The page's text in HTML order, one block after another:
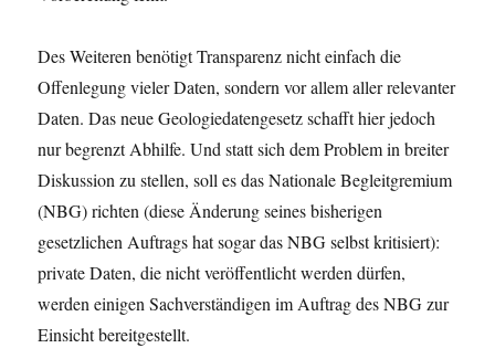
Des Weiteren benötigt Transparenz nicht einfach die
Offenlegung vieler Daten, sondern vor allem aller relevanter
Daten. Das neue Geologiedatengesetz schafft hier jedoch
nur begrenzt Abhilfe. Und statt sich dem Problem in breiter
Diskussion zu stellen, soll es das Nationale Begleitgremium
(NBG) richten (diese Änderung seines bisherigen
gesetzlichen Auftrags hat sogar das NBG selbst kritisiert):
private Daten, die nicht veröffentlicht werden dürfen,
werden einigen Sachverständigen im Auftrag des NBG zur
Einsicht bereitgestellt.